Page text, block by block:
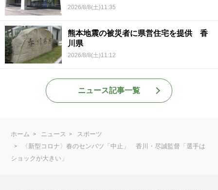
2026/8/8(土)11:35
熊本地震の被災者に県営住宅を提供 香
川県
2026/8/8(土)11:12
ニュース記事一覧
ホーム ニュース
スポーツ
〈新型コロナ〉春のセンバツ「中止」 香川・尽誠監督「選手は
ショックが大きい」